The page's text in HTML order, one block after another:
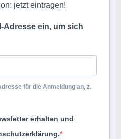
jetzt eintragen!
Adresse ein, um sich
für die Anmeldung an, z.
erhalten und